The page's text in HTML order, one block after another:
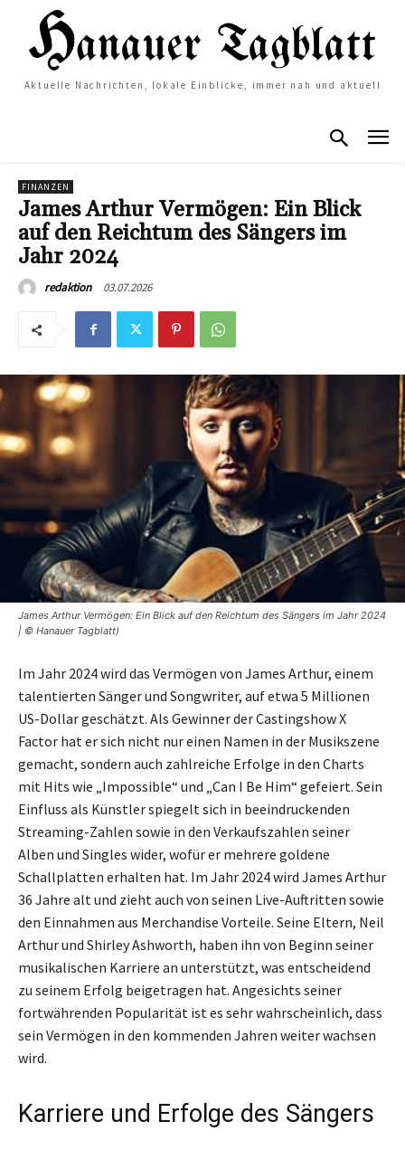
Aktuelle Nachrichten, lokale Einblicke, immer nah und aktuell
FINANZEN
James Arthur Vermögen: Ein Blick
auf den Reichtum des Sängers im
Jahr 2024
redaktion 03.07.2026
James Arthur Vermögen: Ein Blick auf den Reichtum des Sängers im Jahr 2024
| © Hanauer Tagblatt)
Im Jahr 2024 wird das Vermögen von James Arthur, einem
talentierten Sänger und Songwriter, auf etwa 5 Millionen
US-Dollar geschätzt. Als Gewinner der Castingshow X
Factor hat er sich nicht nur einen Namen in der Musikszene
gemacht, sondern auch zahlreiche Erfolge in den Charts
mit Hits wie „Impossible“ und „Can I Be Him“ gefeiert. Sein
Einfluss als Künstler spiegelt sich in beeindruckenden
Streaming-Zahlen sowie in den Verkaufszahlen seiner
Alben und Singles wider, wofür er mehrere goldene
Schallplatten erhalten hat. Im Jahr 2024 wird James Arthur
36 Jahre alt und zieht auch von seinen Live-Auftritten sowie
den Einnahmen aus Merchandise Vorteile. Seine Eltern, Neil
Arthur und Shirley Ashworth, haben ihn von Beginn seiner
musikalischen Karriere an unterstützt, was entscheidend
zu seinem Erfolg beigetragen hat. Angesichts seiner
fortwährenden Popularität ist es sehr wahrscheinlich, dass
sein Vermögen in den kommenden Jahren weiter wachsen
wird.
Karriere und Erfolge des Sängers